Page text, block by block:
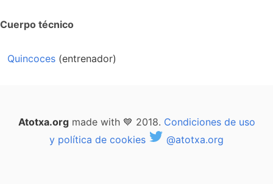
Cuerpo técnico
Quincoces (entrenador)
Atotxa.orgmade with 💙 2018. Condiciones de uso
y política de cookies
@atotxa.org